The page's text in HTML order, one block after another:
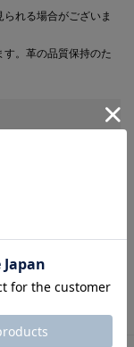
れる場合がございま
。革の品質保持のた